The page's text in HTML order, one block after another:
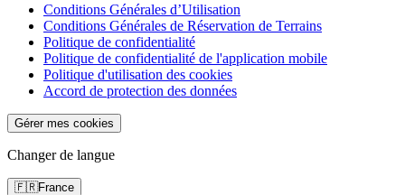
Conditions Générales d’Utilisation
Conditions Générales de Réservation de Terrains
Politique de confidentialité
Politique de confidentialité de l'application mobile
Politique d'utilisation des cookies
Accord de protection des données
Gérer mes cookies
Changer de langue
🇫🇷France